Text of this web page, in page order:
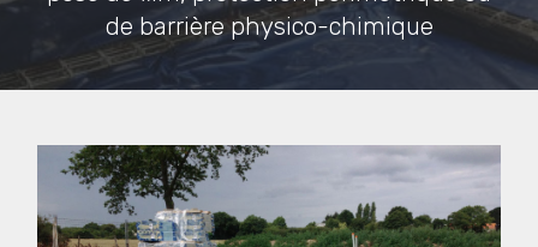
de barrière physico-chimique